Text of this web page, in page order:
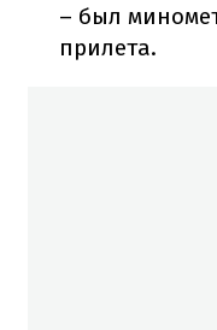
– был
прилета.